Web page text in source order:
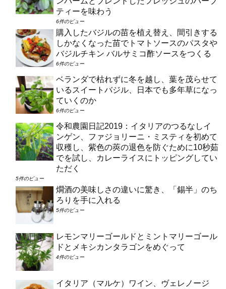
ティーを味わう
6件のビュー
購入したバジルの苗を植え替え、間引きする
しかなくなった苗でトマトソースのパスタや
バジルチキン バルサミコ酢ソースをつくる
6件のビュー
ベランダで枯れずに冬を越し、葉を茂らせて
いるスイートバジル、日本でも多年草になっ
ていくのか
6件のビュー
令和農園日記2019：イタリアのつるなしイ
ンゲン、ファジョリーニ・ミスティを初めて
収穫し、紫色の莢の退色を防ぐために10秒茹
でを試し、カレーライスにトッピングしてい
ただく
5件のビュー
燗酒の美味しさの違いに驚き、「錫半」のち
ろりを手に入れる
5件のビュー
レモンマリーゴールドとミントマリーゴール
ドとメキシカンタラゴンをめぐって
4件のビュー
イタリア（マルケ）ワイン、ヴェレノージ